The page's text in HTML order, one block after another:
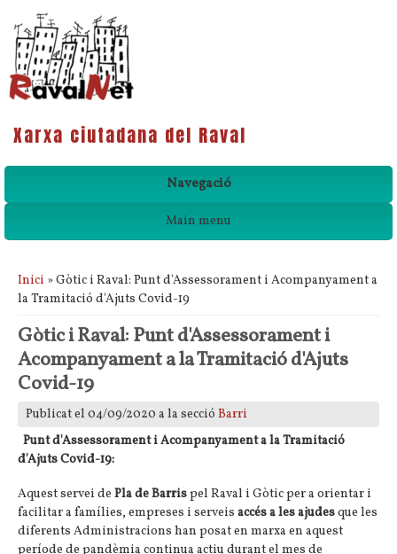
Xarxa ciutadana del Raval
Navegació
Main menu
Esteu aquí
Inici » Gòtic i Raval: Punt d'Assessorament i Acompanyament a
la Tramitació d'Ajuts Covid-19
Gòtic i Raval: Punt d'Assessorament i
Acompanyament a la Tramitació d'Ajuts
Covid-19
Publicat el 04/09/2020 a la secció Barri
Punt d'Assessorament i Acompanyament a la Tramitació
d'Ajuts Covid-19:
Aquest servei de Pla de Barrispel Raval i Gòtic per a orientar i
facilitar a famílies, empreses i serveis accés a les ajudesque les
diferents Administracions han posat en marxa en aquest
període de pandèmia continua actiu durant el mes de